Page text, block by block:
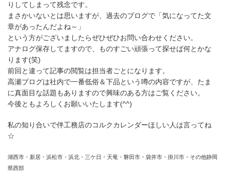
りしてしまって残念です。
まさかいないとは思いますが、過去のブログで「気になってた文
章があったんだよね～」
という方がございましたらぜひぜひお問い合わせください。
アナログ保存してますので、ものすごい頑張って探せば何とかな
ります(笑)
前回と違って記事の閲覧は担当者ごとになります。
高瀬ブログは社内で一番低俗＆下品という噂の内容ですが、たま
に真面目な話題もありますので興味のある方はご覧ください。
今後ともよろしくお願いいたします(^^)
私の知り合いで伴工務店のコルクカレンダーほしい人は言ってね
☆
湖西市・新居・浜松市・浜北・三ケ日・天竜・磐田市・袋井市・掛川市・その他静岡
県西部